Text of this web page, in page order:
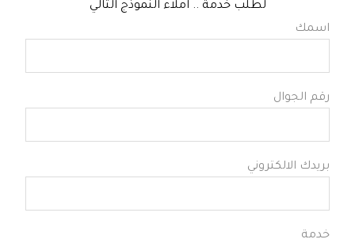
لطلب خدمة .. املاء النموذج التالي
اسمك
رقم الجوال
بريدك الالكتروني
خدمة